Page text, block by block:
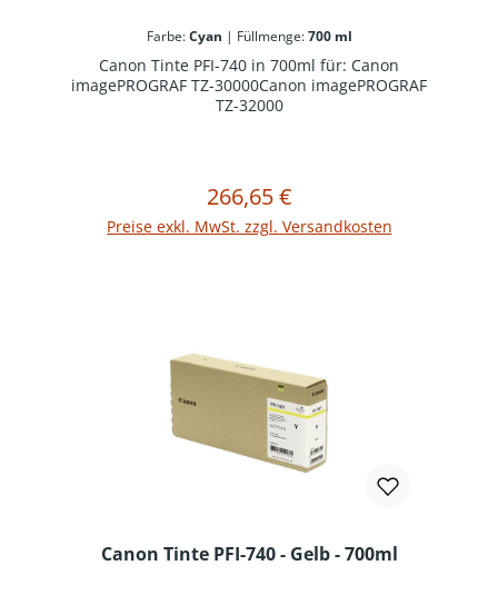
Farbe:Cyan | Füllmenge:700 ml
Canon Tinte PFI-740 in 700ml für: Canon
imagePROGRAF TZ-30000Canon imagePROGRAF
TZ-32000
Regulärer Preis:
266,65 €
Preise exkl. MwSt. zzgl. Versandkosten
In den Warenkorb
Canon Tinte PFI-740 - Gelb - 700ml